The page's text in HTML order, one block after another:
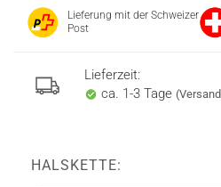
Lieferung mit der Schweizer
Post
Lieferzeit:
ca. 1-3 Tage
HALSKETTE: